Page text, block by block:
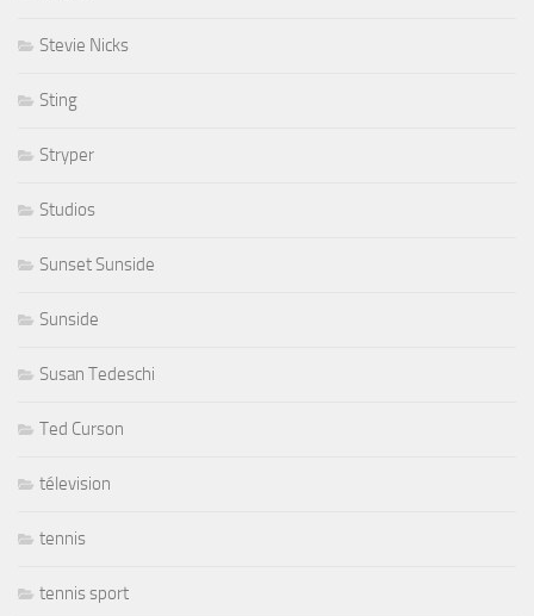
Stevie Nicks
Sting
Stryper
Studios
Sunset Sunside
Sunside
Susan Tedeschi
Ted Curson
télevision
tennis
tennis sport